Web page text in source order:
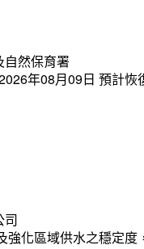
自然保育署
年08月09日 預計
司
強化區域供水之穩定